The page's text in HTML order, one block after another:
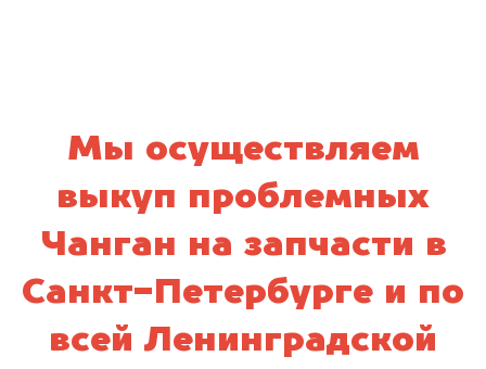
Мы осуществляем
выкуп проблемных
Чанган на запчасти в
Санкт-Петербурге и по
всей Ленинградской